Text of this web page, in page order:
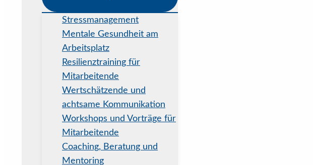
Stressmanagement
Mentale Gesundheit am
Arbeitsplatz
Resilienztraining für
Mitarbeitende
Wertschätzende und
achtsame Kommunikation
Workshops und Vorträge für
Mitarbeitende
Coaching, Beratung und
Mentoring